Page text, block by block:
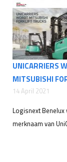
UNICARRIERS
MITSUBISHI
14 April 2021
Logisnext Benelux
merknaam van